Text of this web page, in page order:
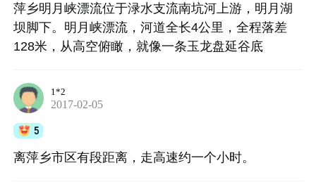
萍乡明月峡漂流位于渌水支流南坑河上游，明月湖
坝脚下。明月峡漂流，河道全长4公里，全程落差
128米，从高空俯瞰，就像一条玉龙盘延谷底
1*2
2017-02-05
5
离萍乡市区有段距离，走高速约一个小时。